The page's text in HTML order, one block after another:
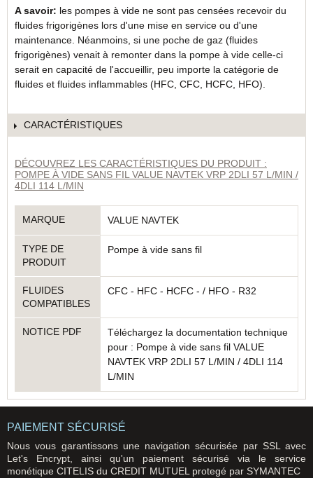
A savoir: les pompes à vide ne sont pas censées recevoir du
fluides frigorigènes lors d'une mise en service ou d'une
maintenance. Néanmoins, si une poche de gaz (fluides
frigorigènes) venait à remonter dans la pompe à vide celle-ci
serait en capacité de l'accueillir, peu importe la catégorie de
fluides et fluides inflammables (HFC, CFC, HCFC, HFO).
CARACTÉRISTIQUES
DÉCOUVREZ LES CARACTÉRISTIQUES DU PRODUIT :
POMPE À VIDE SANS FIL VALUE NAVTEK VRP 2DLI 57 L/MIN /
4DLI 114 L/MIN
MARQUE VALUE NAVTEK
TYPE DE
PRODUIT
Pompe à vide sans fil
FLUIDES
COMPATIBLES
CFC - HFC - HCFC - / HFO - R32
NOTICE PDF
Téléchargez la documentation technique
pour : Pompe à vide sans fil VALUE
NAVTEK VRP 2DLI 57 L/MIN / 4DLI 114
L/MIN
PAIEMENT SÉCURISÉ
Nous vous garantissons une navigation sécurisée par SSL avec
Let's Encrypt, ainsi qu'un paiement sécurisé via le service
monétique CITELIS du CREDIT MUTUEL protegé par SYMANTEC